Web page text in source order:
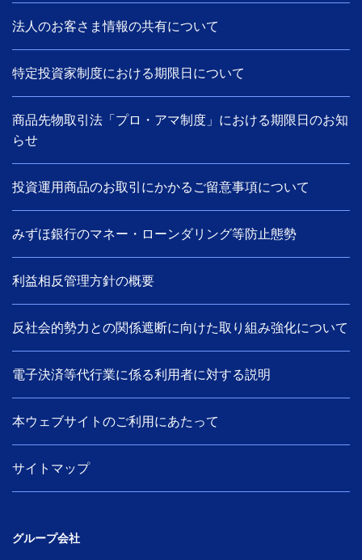
法人のお客さま情報の共有について
特定投資家制度における期限日について
商品先物取引法「プロ・アマ制度」における期限日のお知
らせ
投資運用商品のお取引にかかるご留意事項について
みずほ銀行のマネー・ローンダリング等防止態勢
利益相反管理方針の概要
反社会的勢力との関係遮断に向けた取り組み強化について
電子決済等代行業に係る利用者に対する説明
本ウェブサイトのご利用にあたって
サイトマップ
グループ会社